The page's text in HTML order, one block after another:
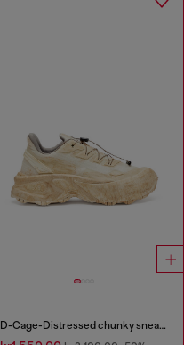
D-Cage-Distressed chunky sneakers in ripstop